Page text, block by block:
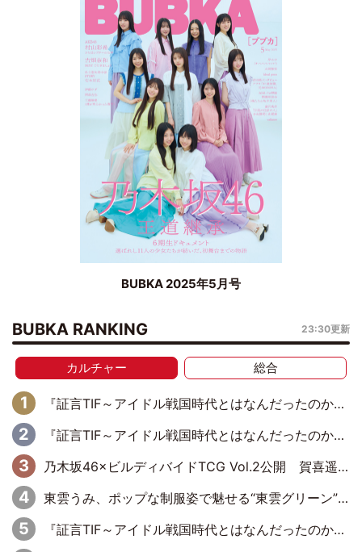
BUBKA 2025年5月号
BUBKA RANKING 23:30更新
カルチャー 総合
『証言TIF～アイドル戦国時代とはなんだったのか～』第11回：私立恵比寿中学・真山りか×安本彩花「TIFで10年ぶりのキョンシーメイクをしたら、場を完全に引かせてしまって。時代が変わったんだなって」
『証言TIF～アイドル戦国時代とはなんだったのか～』第10回：さくら学院・武藤彩未×飯田らうら「正直、中3で辞めるというのを信じてなくて。そう言われてはいたけど、嘘でしょって」
乃木坂46×ビルディバイドTCG Vol.2公開 賀喜遥香＆田村真佑が『京まふ』ステージに登壇
東雲うみ、ポップな制服姿で魅せる“東雲グリーン”の正体
『証言TIF～アイドル戦国時代とはなんだったのか～』第8回：Negicco・Nao☆×Megu×Kaede「東京からオファーが来たのと、梨の皮剥きとどっちが大事なんだって」